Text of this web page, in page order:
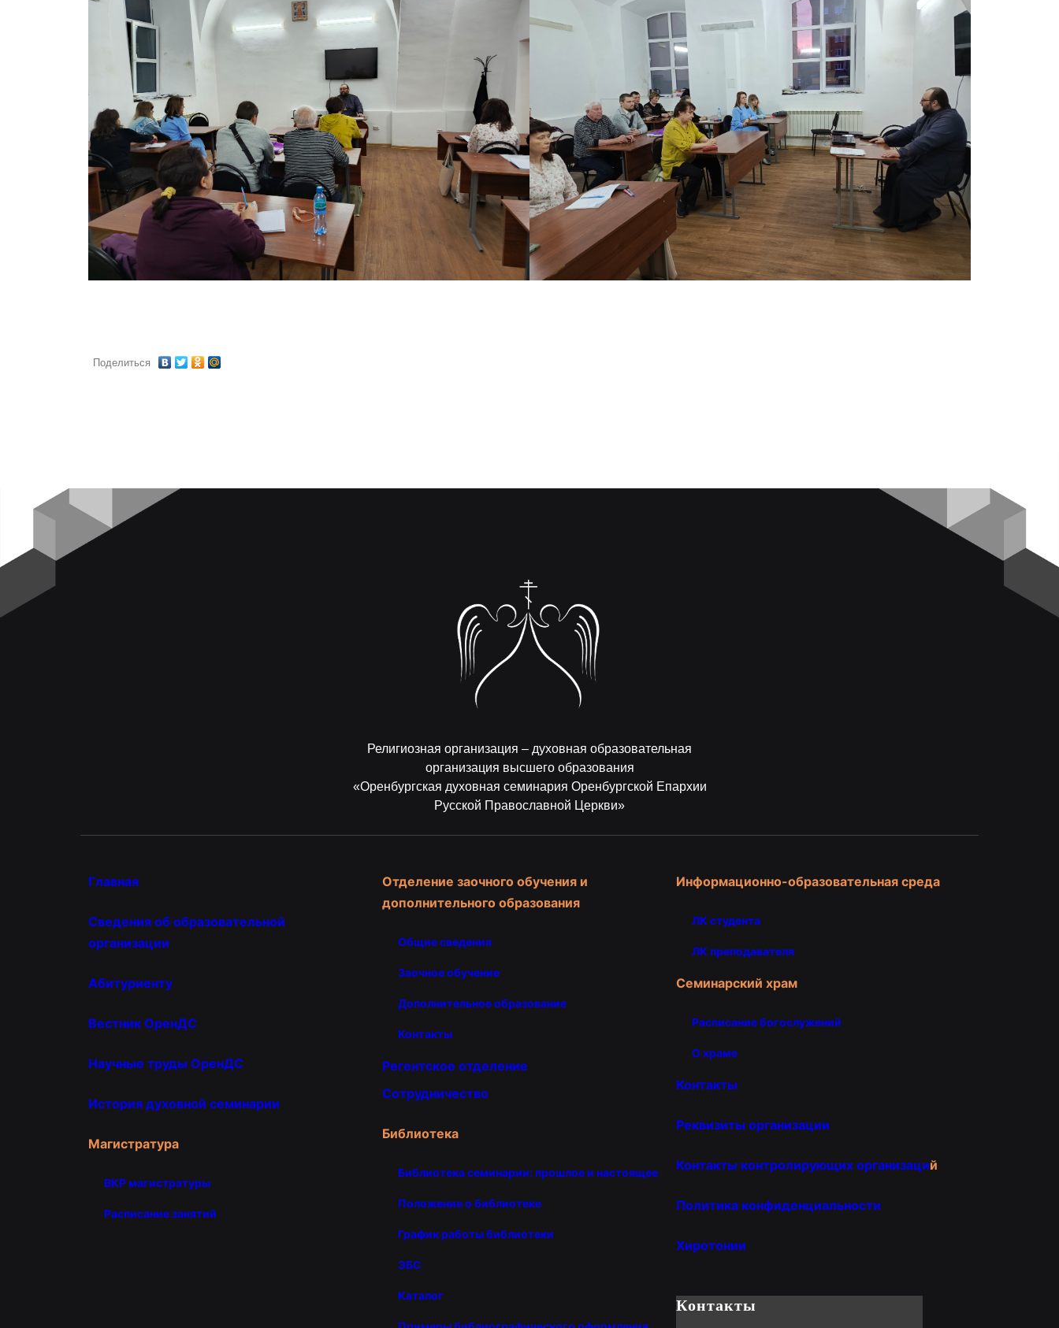
Поделиться
Религиозная организация – духовная образовательная
организация высшего образования
«Оренбургская духовная семинария Оренбургской Епархии
Русской Православной Церкви»
Главная
Сведения об образовательной
организации
Абитуриенту
Вестник ОренДС
Научные труды ОренДС
История духовной семинарии
Магистратура
ВКР магистратуры
Расписание занятий
Отделение заочного обучения и
дополнительного образования
Общие сведения
Заочное обучение
Дополнительное образование
Контакты
Регентское отделение
Сотрудничество
Библиотека
Библиотека семинарии: прошлое и настоящее
Положение о библиотеке
График работы библиотеки
ЭБС
Каталог
Информационно-образовательная среда
ЛК студента
ЛК преподавателя
Семинарский храм
Расписание богослужений
О храме
Контакты
Реквизиты организации
Контакты контролирующих организаций
Политика конфиденциальности
Хиротонии
Контакты